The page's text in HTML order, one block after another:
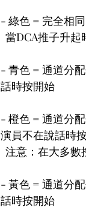
- 綠色 = 完全相
當DCA推子升
- 青色 = 通道分
話時按開始
- 橙色 = 通道分
演員不在說話時
注意：在大多
- 黃色 = 通道分
話時按開始